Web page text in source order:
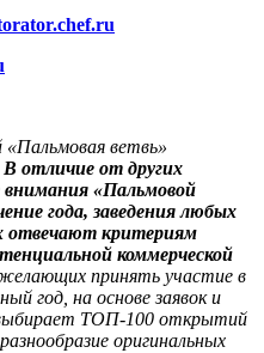
ветвь»
В отличие от других
внимания «Пальмовой
года, заведения любых
отвечают критериям
коммерческой
принять участие в
год, на основе заявок и
ТОП-100 открытий
оригинальных